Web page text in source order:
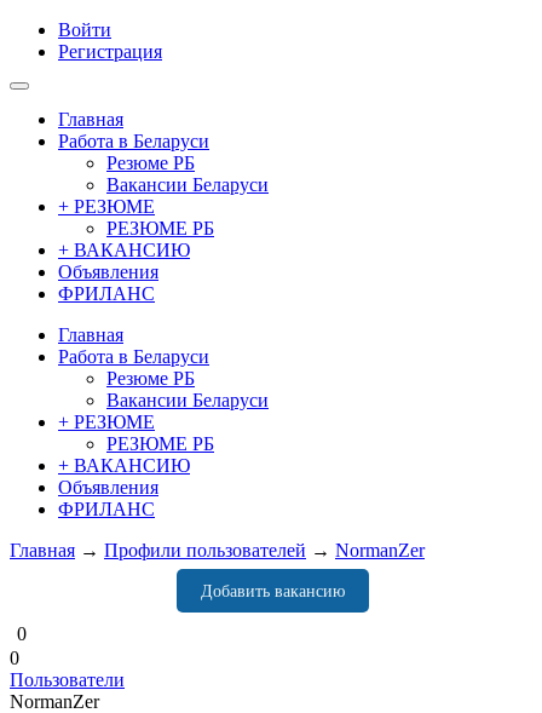
Войти
Регистрация
Главная
Работа в Беларуси
Резюме РБ
Вакансии Беларуси
+ РЕЗЮМЕ
РЕЗЮМЕ РБ
+ ВАКАНСИЮ
Объявления
ФРИЛАНС
Главная
Работа в Беларуси
Резюме РБ
Вакансии Беларуси
+ РЕЗЮМЕ
РЕЗЮМЕ РБ
+ ВАКАНСИЮ
Объявления
ФРИЛАНС
Главная → Профили пользователей → NormanZer
Добавить вакансию
0
0
Пользователи
NormanZer